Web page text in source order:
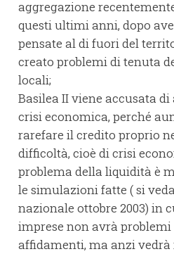
aggregazione
questi ultimi anni, dopo
pensate al di fuori del
creato problemi di tenuta
locali;
Basilea II viene accusata
crisi economica, perché
rarefare il credito proprio
difficoltà, cioè di crisi
problema della liquidità è
le simulazioni fatte ( si
nazionale ottobre 2003) in
imprese non avrà
affidamenti, ma anzi